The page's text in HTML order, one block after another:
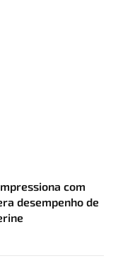
com
desempenho de